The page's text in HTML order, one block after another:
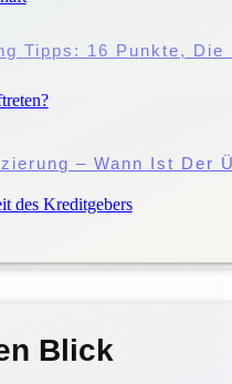
Droht
Worin Liegen Die
Tipps: 16 Punkte, Die
– Wann Ist Der
des Kreditgebers
Blick